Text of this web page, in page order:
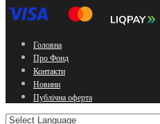
Головна
Про Фонд
Контакти
Новини
Публічна оферта